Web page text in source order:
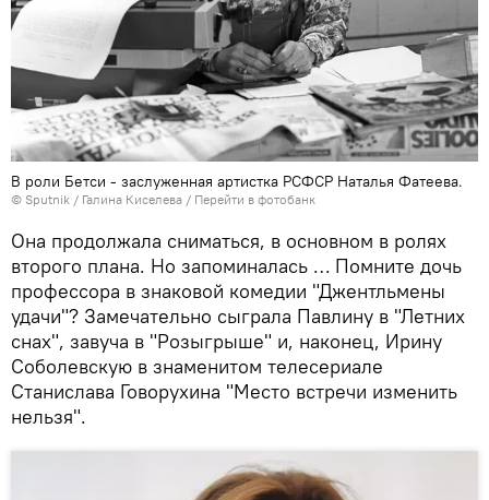
В роли Бетси - заслуженная артистка РСФСР Наталья Фатеева.
© Sputnik / Галина Киселева / Перейти в фотобанк
Она продолжала сниматься, в основном в ролях
второго плана. Но запоминалась … Помните дочь
профессора в знаковой комедии "Джентльмены
удачи"? Замечательно сыграла Павлину в "Летних
снах", завуча в "Розыгрыше" и, наконец, Ирину
Соболевскую в знаменитом телесериале
Станислава Говорухина "Место встречи изменить
нельзя".